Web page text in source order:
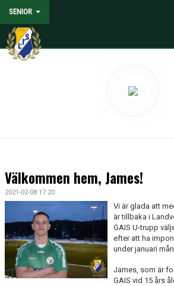
SENIOR
HEM
MEDIA
DOKUMENT
KONTAKT
Välkommen hem, James!
2021-02-08 17:20
Vi är glada att
är tillbaka i
GAIS U-trupp
efter att ha
under januari
James, som är
GAIS vid 15 års